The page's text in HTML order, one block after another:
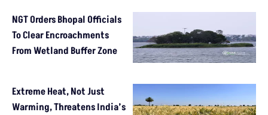
NGT Orders Bhopal Officials
To Clear Encroachments
From Wetland Buffer Zone
Extreme Heat, Not Just
Warming, Threatens India’s